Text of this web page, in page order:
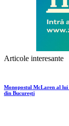
Articole interesante
Monopostul McLaren al
din București